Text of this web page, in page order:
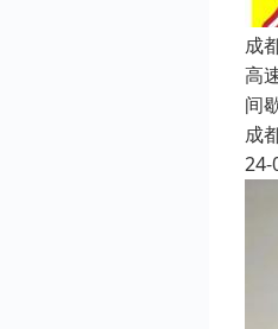
成
高
间
成
24-